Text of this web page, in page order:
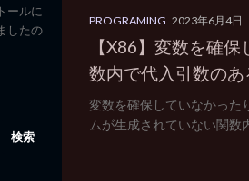
PROGRAMING 2023年6月4日
【X86】変数を確
数内で代入引数の
変数を確保していなかった
ムが生成されていない関数内
ールに
したの